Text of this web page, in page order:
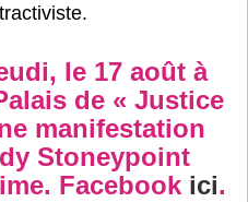
le 17 août à
de « Justice
manifestation
Stoneypoint
Facebook ici.